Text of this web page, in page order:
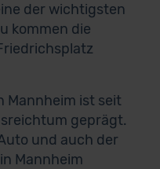
der wichtigsten
kommen die
Mannheim ist seit
geprägt.
und auch der
Mannheim